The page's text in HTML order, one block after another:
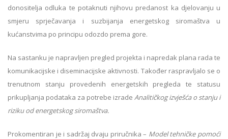
donositelja odluka te potaknuti njihovu predanost ka djelovanju u
smjeru sprječavanja i suzbijanja energetskog siromaštva u
kućanstvima po principu odozdo prema gore.
Na sastanku je napravljen pregled projekta i napredak plana rada te
komunikacijske i diseminacijske aktivnosti. Također raspravljalo se o
trenutnom stanju provedenih energetskih pregleda te statusu
prikupljanja podataka za potrebe izrade Analitičkog izvješća o stanju i
riziku od energetskog siromaštva.
Prokomentiran je i sadržaj dvaju priručnika – Model tehničke pomoći